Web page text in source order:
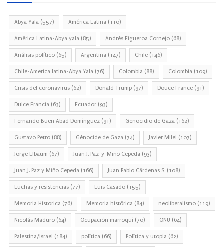
Abya Yala (557) América Latina (110)
América Latina-Abya yala (85) Andrés Figueroa Cornejo (68)
Análisis político (65) Argentina (147) Chile (146)
Chile-America latina-Abya Yala (76) Colombia (88) Colombia (109)
Crisis del coronavirus (62) Donald Trump (97) Douce France (91)
Dulce Francia (63) Ecuador (93)
Fernando Buen Abad Domínguez (91) Genocidio de Gaza (162)
Gustavo Petro (88) Génocide de Gaza (74) Javier Milei (107)
Jorge Elbaum (67) Juan J. Paz-y-Miño Cepeda (93)
Juan J. Paz y Miño Cepeda (166) Juan Pablo Cárdenas S. (108)
Luchas y resistencias (77) Luis Casado (155)
Memoria Historica (76) Memoria histórica (84) neoliberalismo (119)
Nicolás Maduro (64) Ocupación marroquí (70) ONU (64)
Palestina/Israel (184) política (66) Política y utopia (62)